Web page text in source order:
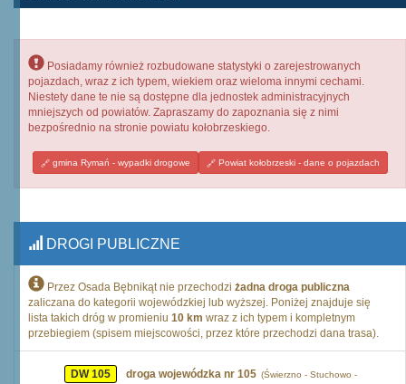
Posiadamy również rozbudowane statystyki o zarejestrowanych
pojazdach, wraz z ich typem, wiekiem oraz wieloma innymi cechami.
Niestety dane te nie są dostępne dla jednostek administracyjnych
mniejszych od powiatów. Zapraszamy do zapoznania się z nimi
bezpośrednio na stronie powiatu kołobrzeskiego.
gmina Rymań - wypadki drogowe Powiat kołobrzeski - dane o pojazdach
DROGI PUBLICZNE
Przez Osada Bębnikąt nie przechodzi żadna droga publiczna
zaliczana do kategorii wojewódzkiej lub wyższej. Poniżej znajduje się
lista takich dróg w promieniu 10 km wraz z ich typem i kompletnym
przebiegiem (spisem miejscowości, przez które przechodzi dana trasa).
DW 105 droga wojewódzka nr 105 (Świerzno - Stuchowo -